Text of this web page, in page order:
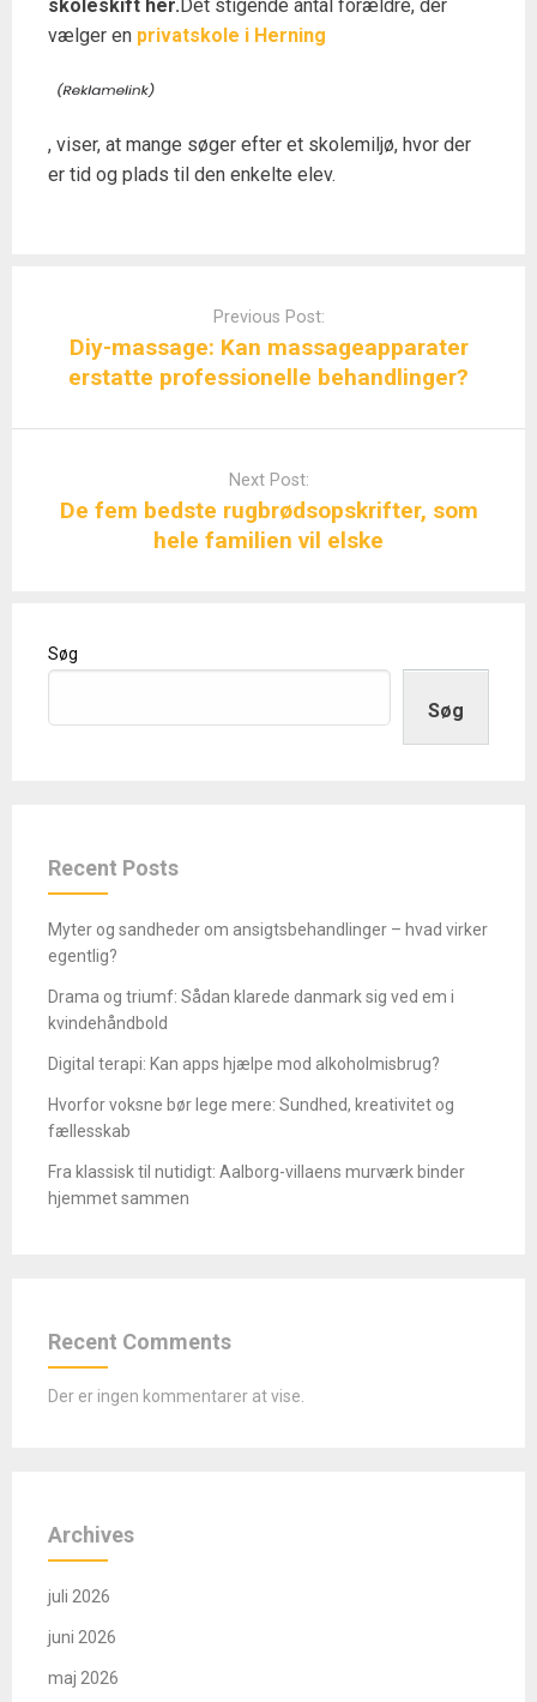
skoleskift her. Det stigende antal forældre, der
vælger en privatskole i Herning
, viser, at mange søger efter et skolemiljø, hvor der
er tid og plads til den enkelte elev.
Previous Post:
Diy-massage: Kan massageapparater
erstatte professionelle behandlinger?
Next Post:
De fem bedste rugbrødsopskrifter, som
hele familien vil elske
Søg
Søg
Recent Posts
Myter og sandheder om ansigtsbehandlinger – hvad virker
egentlig?
Drama og triumf: Sådan klarede danmark sig ved em i
kvindehåndbold
Digital terapi: Kan apps hjælpe mod alkoholmisbrug?
Hvorfor voksne bør lege mere: Sundhed, kreativitet og
fællesskab
Fra klassisk til nutidigt: Aalborg-villaens murværk binder
hjemmet sammen
Recent Comments
Der er ingen kommentarer at vise.
Archives
juli 2026
juni 2026
maj 2026